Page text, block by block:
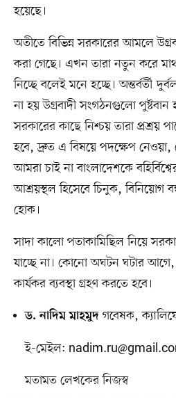
হয়েছে।
অতীতে বিভিন্ন সরকারের আমলে
করা গেছে। এখন তারা নতুন করে
নিচ্ছে বলেই মনে হচ্ছে। অন্তর্বর্তী
না হয় উগ্রবাদী সংগঠনগুলো পুষ্টবান
সরকারের কাছে নিশ্চয় তারা প্রশ্রয়
হবে, দ্রুত এ বিষয়ে পদক্ষেপ নেওয়া,
আমরা চাই না বাংলাদেশকে
আশ্রয়স্থল হিসেবে চিনুক, বিনিয়োগ
হোক।
সাদা কালো পতাকামিছিল নিয়ে
যাচ্ছে না। কোনো অঘটন ঘটার
কার্যকর ব্যবস্থা গ্রহণ করতে হবে।
ড. নাদিম মাহমুদগবেষক,
ই-মেইল:
মতামত লেখকের নিজস্ব